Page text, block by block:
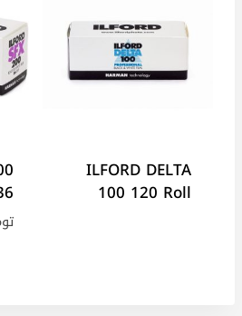
ILFORD DELTA
100 120 Roll